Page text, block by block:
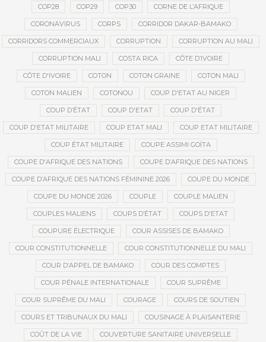
COP28 COP29 COP30 CORNE DE L’AFRIQUE
CORONAVIRUS CORPS CORRIDOR DAKAR-BAMAKO
CORRIDORS COMMERCIAUX CORRUPTION CORRUPTION AU MALI
CORRUPTION MALI COSTA RICA CÔTE D’IVOIRE
CÔTE D'IVOIRE COTON COTON GRAINE COTON MALI
COTON MALIEN COTONOU COUP D'ETAT AU NIGER
COUP D’ÉTAT COUP D'ETAT COUP D'ÉTAT
COUP D'ETAT MILITAIRE COUP ETAT MALI COUP ETAT MILITAIRE
COUP ÉTAT MILITAIRE COUPE ASSIMI GOÏTA
COUPE D'AFRIQUE DES NATIONS COUPE D’AFRIQUE DES NATIONS
COUPE D’AFRIQUE DES NATIONS FÉMININE 2026 COUPE DU MONDE
COUPE DU MONDE 2026 COUPLE COUPLE MALIEN
COUPLES MALIENS COUPS D’ÉTAT COUPS D'ETAT
COUPURE ÉLECTRIQUE COUR ASSISES DE BAMAKO
COUR CONSTITUTIONNELLE COUR CONSTITUTIONNELLE DU MALI
COUR D’APPEL DE BAMAKO COUR DES COMPTES
COUR PÉNALE INTERNATIONALE COUR SUPRÊME
COUR SUPRÊME DU MALI COURAGE COURS DE SOUTIEN
COURS ET TRIBUNAUX DU MALI COUSINAGE À PLAISANTERIE
COÛT DE LA VIE COUVERTURE SANITAIRE UNIVERSELLE